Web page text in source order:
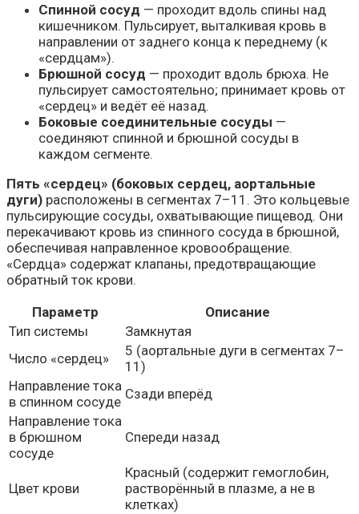
Спинной сосуд — проходит вдоль спины над
кишечником. Пульсирует, выталкивая кровь в
направлении от заднего конца к переднему (к
«сердцам»).
Брюшной сосуд — проходит вдоль брюха. Не
пульсирует самостоятельно; принимает кровь от
«сердец» и ведёт её назад.
Боковые соединительные сосуды —
соединяют спинной и брюшной сосуды в
каждом сегменте.
Пять «сердец» (боковых сердец, аортальные
дуги) расположены в сегментах 7–11. Это кольцевые
пульсирующие сосуды, охватывающие пищевод. Они
перекачивают кровь из спинного сосуда в брюшной,
обеспечивая направленное кровообращение.
«Сердца» содержат клапаны, предотвращающие
обратный ток крови.
Параметр
Описание
Тип системы
Замкнутая
Число «сердец»
5 (аортальные дуги в сегментах 7–
11)
Направление тока
в спинном сосуде Сзади вперёд
Направление тока
в брюшном
сосуде
Спереди назад
Цвет крови
Красный (содержит гемоглобин,
растворённый в плазме, а не в
клетках)